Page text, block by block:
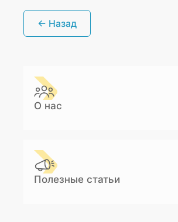
← Назад
О нас
Полезные статьи